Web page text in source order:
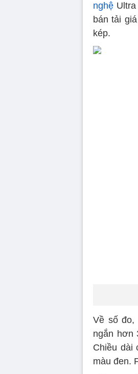
nghệ
bán tải
kép.
Về số đo,
ngắn hơn
Chiều dài
màu đen.